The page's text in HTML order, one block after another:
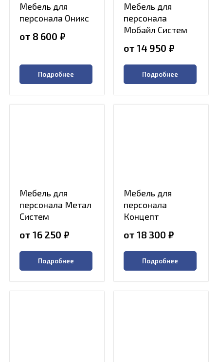
Мебель для
персонала Оникс
от 8 600 ₽
Подробнее
Мебель для
персонала
Мобайл Систем
от 14 950 ₽
Подробнее
Мебель для
персонала Метал
Систем
от 16 250 ₽
Подробнее
Мебель для
персонала
Концепт
от 18 300 ₽
Подробнее